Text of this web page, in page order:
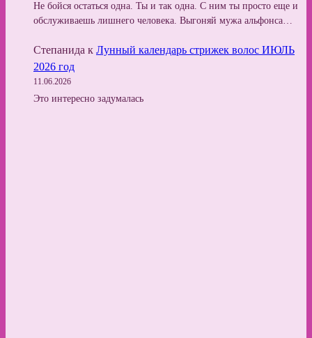
Не бойся остаться одна. Ты и так одна. С ним ты просто еще и
обслуживаешь лишнего человека. Выгоняй мужа альфонса…
Степанида к Лунный календарь стрижек волос ИЮЛЬ
2026 год
11.06.2026
Это интересно задумалась